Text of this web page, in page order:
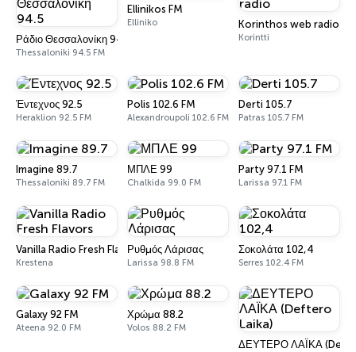
Ράδιο Θεσσαλονίκη 94.5
Thessaloniki 94.5 FM
Ellinikos FM
Elliniko Korinthos web radio
Korintti
Έντεχνος 92.5
Heraklion 92.5 FM
Polis 102.6 FM
Alexandroupoli 102.6 FM
Derti 105.7
Patras 105.7 FM
Imagine 89.7
Thessaloniki 89.7 FM
ΜΠΛΕ 99
Chalkida 99.0 FM
Party 97.1 FM
Larissa 97.1 FM
Vanilla Radio Fresh Flavors
Krestena
Ρυθμός Λάρισας
Larissa 98.8 FM
Σοκολάτα 102,4
Serres 102.4 FM
Galaxy 92 FM
Ateena 92.0 FM
Χρώμα 88.2
Volos 88.2 FM
ΔΕΥΤΕΡΟ ΛΑΪΚΑ